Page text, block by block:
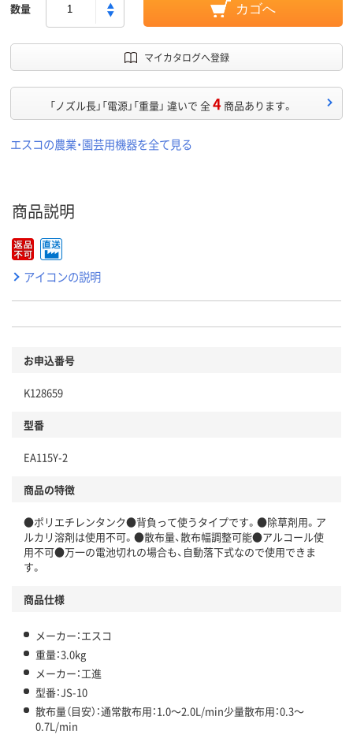
数量 カゴへ
マイカタログへ登録
「ノズル長」「電源」「重量」 違いで 全4 商品あります。
エスコの農業・園芸用機器を全て見る
商品説明
アイコンの説明
お申込番号
K128659
型番
EA115Y-2
商品の特徴
●ポリエチレンタンク●背負って使うタイプです。●除草剤用。ア
ルカリ溶剤は使用不可。●散布量、散布幅調整可能●アルコール使
用不可●万一の電池切れの場合も、自動落下式なので使用できま
す。
商品仕様
メーカー：エスコ
重量：3.0kg
メーカー：工進
型番：JS-10
散布量（目安）：通常散布用：1.0～2.0L/min少量散布用：0.3～
0.7L/min